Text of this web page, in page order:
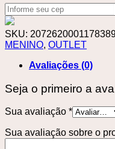
SKU:
MENINO, OUTLET
Avaliações (0)
Seja o primeiro a
Sua avaliação *
Sua avaliação sobre o